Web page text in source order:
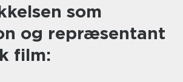
som
og repræsentant
film: